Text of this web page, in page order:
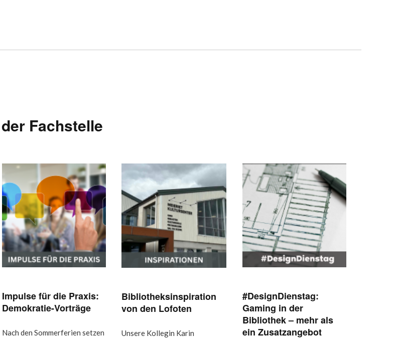
Fachstelle
Impulse für die Praxis:
Demokratie-Vorträge
Nach den Sommerferien setzen
Bibliotheksinspiration
von den Lofoten
Unsere Kollegin Karin
#DesignDienstag:
Gaming in der
Bibliothek – mehr als
ein Zusatzangebot